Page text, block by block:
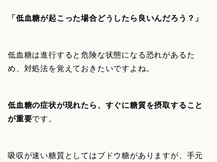
「低血糖が起こった場合どうしたら良いんだろう？」
低血糖は進行すると危険な状態になる恐れがあるた
め、対処法を覚えておきたいですよね。
低血糖の症状が現れたら、すぐに糖質を摂取すること
が重要です。
吸収が速い糖質としてはブドウ糖がありますが、手元